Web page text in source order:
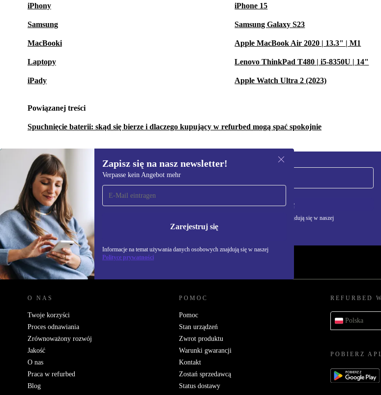
iPhony
Samsung
MacBooki
Laptopy
iPady
iPhone 15
Samsung Galaxy S23
Apple MacBook Air 2020 | 13.3" | M1
Lenovo ThinkPad T480 | i5-8350U | 14"
Apple Watch Ultra 2 (2023)
Powiązanej treści
Spuchnięcie baterii: skąd się bierze i dlaczego kupujący w refurbed mogą spać spokojnie
Zapisz się na nasz newsletter!
Verpasse kein Angebot mehr
Zarejestruj się
Informacje na temat używania danych osobowych znajdują się w naszej
Polityce prywatności
Zapisz się na nasz
newsletter!
Nie przegap żadnej oferty.
Zarejestruj się
Informacje na temat używania danych osobowych znajdują się w naszej
Polityce prywatności
REFURBED POLSKA - RETHINK NEW.
O NAS
Twoje korzyści
Proces odnawiania
Zrównoważony rozwój
Jakość
O nas
Praca w refurbed
Blog
POMOC
Pomoc
Stan urządzeń
Zwrot produktu
Warunki gwarancji
Kontakt
Zostań sprzedawcą
Status dostawy
REFURBED W
Polska
POBIERZ